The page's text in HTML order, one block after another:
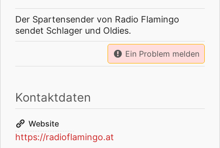
Der Spartensender von Radio Flamingo
sendet Schlager und Oldies.
Ein Problem melden
Kontaktdaten
Website
https://radioflamingo.at